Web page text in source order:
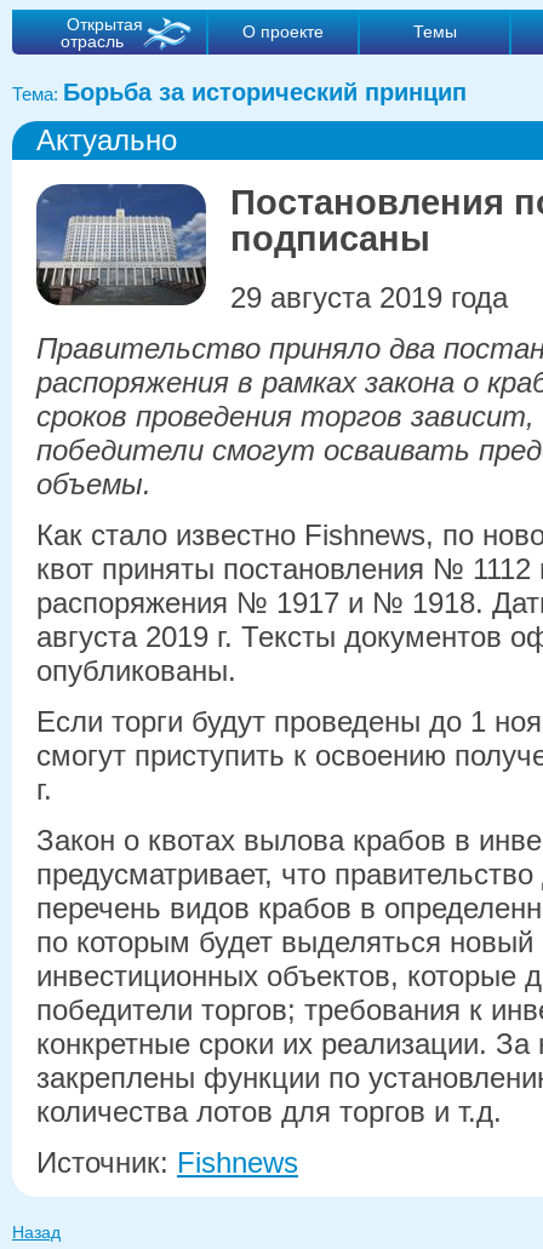
Открытая
отрасль
О проекте Темы
Тема: Борьба за исторический принцип
Актуально
Постановления
подписаны
29 августа 2019 года
Правительство приняло два
распоряжения в рамках закона о
сроков проведения торгов зависит,
победители смогут осваивать
объемы.
Как стало известно Fishnews, по
квот приняты постановления №
распоряжения № 1917 и № 1918.
августа 2019 г. Тексты документов
опубликованы.
Если торги будут проведены до 1
смогут приступить к освоению
г.
Закон о квотах вылова крабов в
предусматривает, что
перечень видов крабов в
по которым будет выделяться новый
инвестиционных объектов, которые
победители торгов; требования к
конкретные сроки их реализации.
закреплены функции по
количества лотов для торгов и т.д.
Источник: Fishnews
Назад